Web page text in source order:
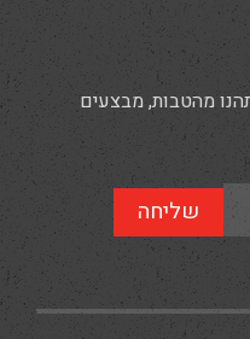
מהטבות, מבצעים
שליחה